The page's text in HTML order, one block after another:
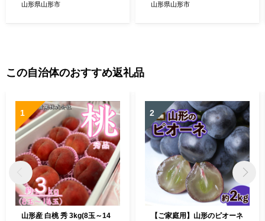
山形県山形市 山形県山形市
この自治体のおすすめ返礼品
1
山形産 白桃 秀 3kg(8玉～14
2
【ご家庭用】山形のピオーネ